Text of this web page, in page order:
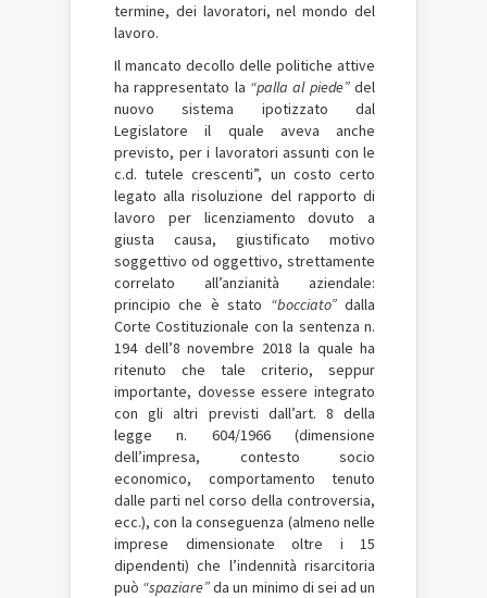
termine, dei lavoratori, nel mondo del
lavoro.
Il mancato decollo delle politiche attive
ha rappresentato la “palla al piede”del
nuovo sistema ipotizzato dal
Legislatore il quale aveva anche
previsto, per i lavoratori assunti con le
c.d. tutele crescenti”, un costo certo
legato alla risoluzione del rapporto di
lavoro per licenziamento dovuto a
giusta causa, giustificato motivo
soggettivo od oggettivo, strettamente
correlato all’anzianità aziendale:
principio che è stato “bocciato”dalla
Corte Costituzionale con la sentenza n.
194 dell’8 novembre 2018 la quale ha
ritenuto che tale criterio, seppur
importante, dovesse essere integrato
con gli altri previsti dall’art. 8 della
legge n. 604/1966 (dimensione
dell’impresa, contesto socio
economico, comportamento tenuto
dalle parti nel corso della controversia,
ecc.), con la conseguenza (almeno nelle
imprese dimensionate oltre i 15
dipendenti) che l’indennità risarcitoria
può “spaziare”da un minimo di sei ad un